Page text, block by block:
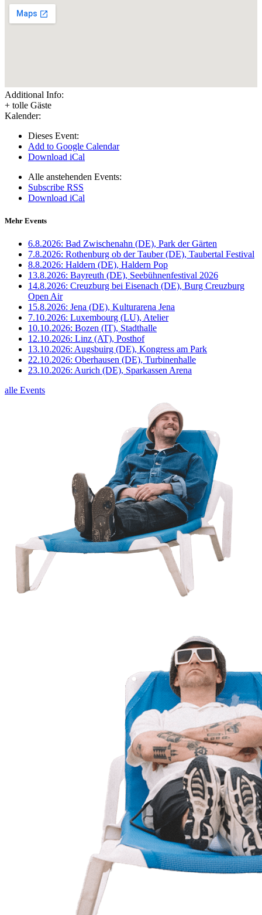
Additional Info:
+ tolle Gäste
Kalender:
Dieses Event:
Add to Google Calendar
Download iCal
Alle anstehenden Events:
Subscribe RSS
Download iCal
Mehr Events
6.8.2026: Bad Zwischenahn (DE), Park der Gärten
7.8.2026: Rothenburg ob der Tauber (DE), Taubertal Festival
8.8.2026: Haldern (DE), Haldern Pop
13.8.2026: Bayreuth (DE), Seebühnenfestival 2026
14.8.2026: Creuzburg bei Eisenach (DE), Burg Creuzburg
Open Air
15.8.2026: Jena (DE), Kulturarena Jena
7.10.2026: Luxembourg (LU), Atelier
10.10.2026: Bozen (IT), Stadthalle
12.10.2026: Linz (AT), Posthof
13.10.2026: Augsbuirg (DE), Kongress am Park
22.10.2026: Oberhausen (DE), Turbinenhalle
23.10.2026: Aurich (DE), Sparkassen Arena
alle Events